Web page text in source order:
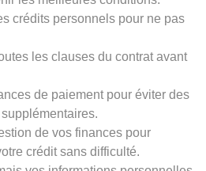
crédits personnels pour ne pas
les clauses du contrat avant
de paiement pour éviter des
de vos finances pour
crédit sans difficulté.